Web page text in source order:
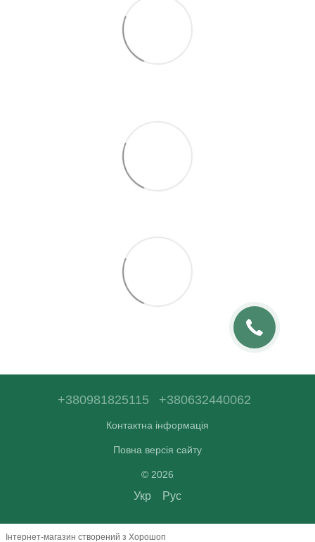
+380981825115 +380632440062
Контактна інформація
Повна версія сайту
© 2026
Укр Рус
Інтернет-магазин створений з Хорошоп